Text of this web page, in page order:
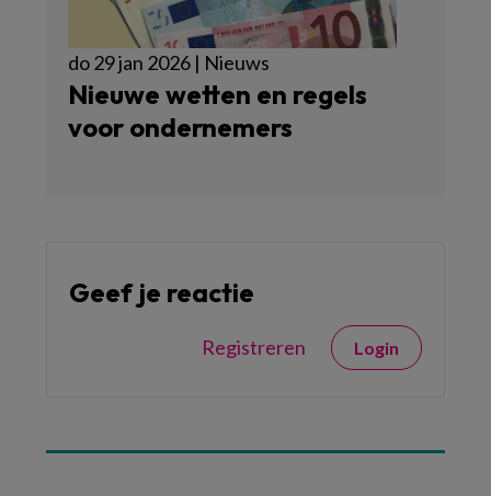
do 29 jan 2026 | Nieuws
Nieuwe wetten en regels
voor ondernemers
Geef je reactie
Registreren Login